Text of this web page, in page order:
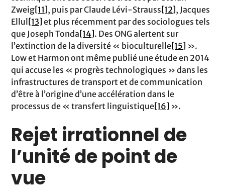
Zweig[11], puis par Claude Lévi-Strauss [12], Jacques
Ellul [13] et plus récemment par des sociologues tels
que Joseph Tonda [14]. Des ONG alertent sur
l’extinction de la diversité « bioculturelle[15] ».
Low et Harmon ont même publié une étude en 2014
qui accuse les « progrès technologiques » dans les
infrastructures de transport et de communication
d’être à l’origine d’une accélération dans le
processus de « transfert linguistique[16] ».
Rejet irrationnel de
l’unité de point de
vue